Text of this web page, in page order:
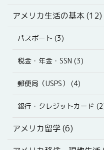
アメリカ生活の基本 (12)
パスポート (3)
税金・年金・SSN (3)
郵便局（USPS） (4)
銀行・クレジットカード
アメリカ留学 (6)